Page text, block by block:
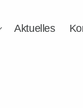
Aktuelles